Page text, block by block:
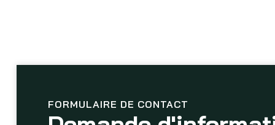
FORMULAIRE DE CONTACT